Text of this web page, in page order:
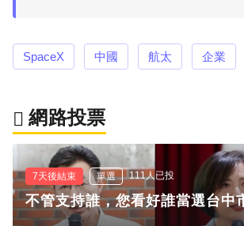
SpaceX 中國 航太 企業
網路投票
7天後結束 單選 111人已投
不管支持誰，您看好誰當選台中